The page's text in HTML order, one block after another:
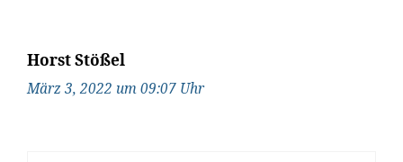
Horst Stößel
März 3, 2022 um 09:07 Uhr